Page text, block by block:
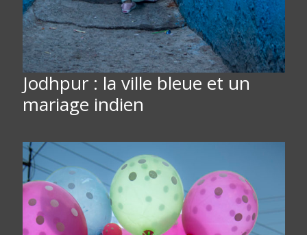
Jodhpur : la ville bleue et un
mariage indien